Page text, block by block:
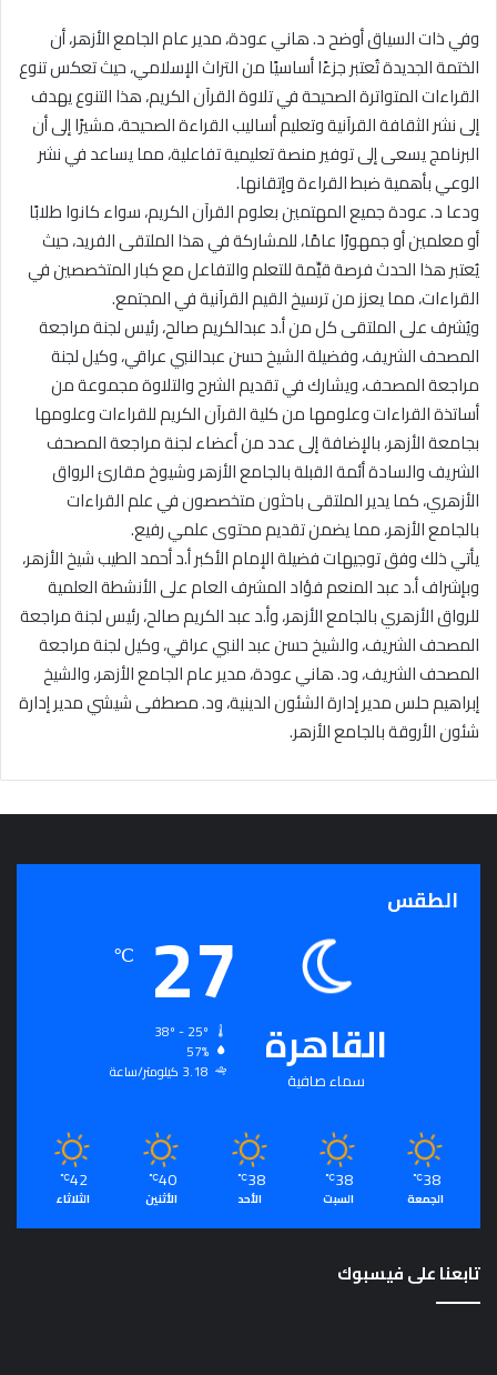
وفي ذات السياق أوضح د. هاني عودة، مدير عام الجامع الأزهر، أن
الختمة الجديدة تُعتبر جزءًا أساسيًا من التراث الإسلامي، حيث تعكس تنوع
القراءات المتواترة الصحيحة في تلاوة القرآن الكريم، هذا التنوع يهدف
إلى نشر الثقافة القرآنية وتعليم أساليب القراءة الصحيحة، مشيرًا إلى أن
البرنامج يسعى إلى توفير منصة تعليمية تفاعلية، مما يساعد في نشر
الوعي بأهمية ضبط القراءة وإتقانها.
ودعا د. عودة جميع المهتمين بعلوم القرآن الكريم، سواء كانوا طلابًا
أو معلمين أو جمهورًا عامًا، للمشاركة في هذا الملتقى الفريد، حيث
يُعتبر هذا الحدث فرصة قيِّمة للتعلم والتفاعل مع كبار المتخصصين في
القراءات، مما يعزز من ترسيخ القيم القرآنية في المجتمع.
ويُشرف على الملتقى كل من أ.د عبدالكريم صالح، رئيس لجنة مراجعة
المصحف الشريف، وفضيلة الشيخ حسن عبدالنبي عراقي، وكيل لجنة
مراجعة المصحف، ويشارك في تقديم الشرح والتلاوة مجموعة من
أساتذة القراءات وعلومها من كلية القرآن الكريم للقراءات وعلومها
بجامعة الأزهر، بالإضافة إلى عدد من أعضاء لجنة مراجعة المصحف
الشريف والسادة أئمة القبلة بالجامع الأزهر وشيوخ مقارئ الرواق
الأزهري، كما يدير الملتقى باحثون متخصصون في علم القراءات
بالجامع الأزهر، مما يضمن تقديم محتوى علمي رفيع.
يأتي ذلك وفق توجيهات فضيلة الإمام الأكبر أ.د أحمد الطيب شيخ الأزهر،
وبإشراف أ.د عبد المنعم فؤاد المشرف العام على الأنشطة العلمية
للرواق الأزهري بالجامع الأزهر، وأ.د عبد الكريم صالح، رئيس لجنة مراجعة
المصحف الشريف، والشيخ حسن عبد النبي عراقي، وكيل لجنة مراجعة
المصحف الشريف، ود. هاني عودة، مدير عام الجامع الأزهر، والشيخ
إبراهيم حلس مدير إدارة الشئون الدينية، ود. مصطفى شيشي مدير إدارة
شئون الأروقة بالجامع الأزهر.
الطقس
القاهرة
سماء صافية
27
℃
57%
3.18 كيلومتر/ساعة
38
℃
الجمعة
38
℃
السبت
38
℃
الأحد
40
℃
الأثنين
42
℃
الثلاثاء
تابعنا على فيسبوك